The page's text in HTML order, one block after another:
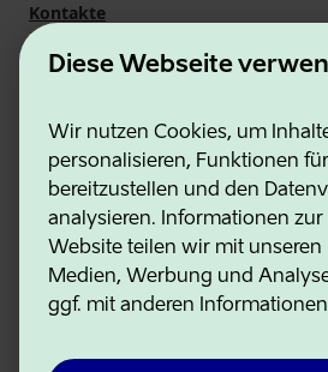
Diese Webseite
Wir nutzen Cookies, um
personalisieren, Funktionen
bereitzustellen und den
analysieren. Informationen
Website teilen wir mit unseren
Medien, Werbung und
ggf. mit anderen
Kontakte
Kooperationspartner
Nutzungsbedingungen